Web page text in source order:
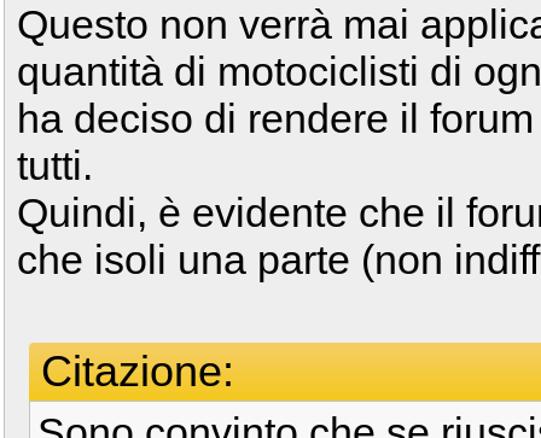
Questo non verrà mai
quantità di motociclisti di
ha deciso di rendere il
tutti.
Quindi, è evidente che il
che isoli una parte (non
Citazione: